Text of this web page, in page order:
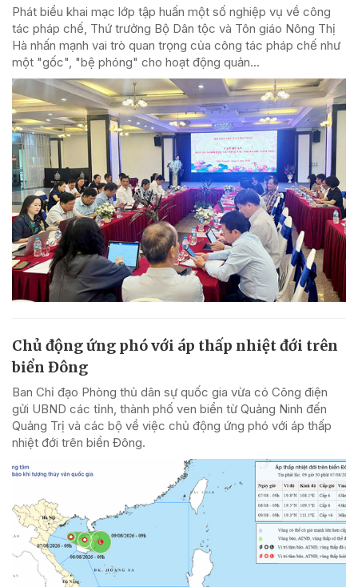
Phát biểu khai mạc lớp tập huấn một số nghiệp vụ về công
tác pháp chế, Thứ trưởng Bộ Dân tộc và Tôn giáo Nông Thị
Hà nhấn mạnh vai trò quan trọng của công tác pháp chế như
một "gốc", "bệ phóng" cho hoạt động quản...
Chủ động ứng phó với áp thấp nhiệt đới trên
biển Đông
Ban Chỉ đạo Phòng thủ dân sự quốc gia vừa có Công điện
gửi UBND các tỉnh, thành phố ven biển từ Quảng Ninh đến
Quảng Trị và các bộ về việc chủ động ứng phó với áp thấp
nhiệt đới trên biển Đông.